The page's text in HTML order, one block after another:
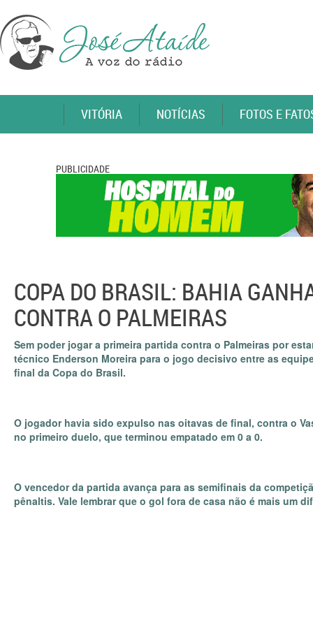
VITÓRIA NOTÍCIAS FOTOS E
PUBLICIDADE
COPA DO BRASIL: BAHIA
CONTRA O PALMEIRAS
Sem poder jogar a primeira partida contra o Palmeiras por
técnico Enderson Moreira para o jogo decisivo entre as
final da Copa do Brasil.
O jogador havia sido expulso nas oitavas de final, contra o
no primeiro duelo, que terminou empatado em 0 a 0.
O vencedor da partida avança para as semifinais da
pênaltis. Vale lembrar que o gol fora de casa não é mais um